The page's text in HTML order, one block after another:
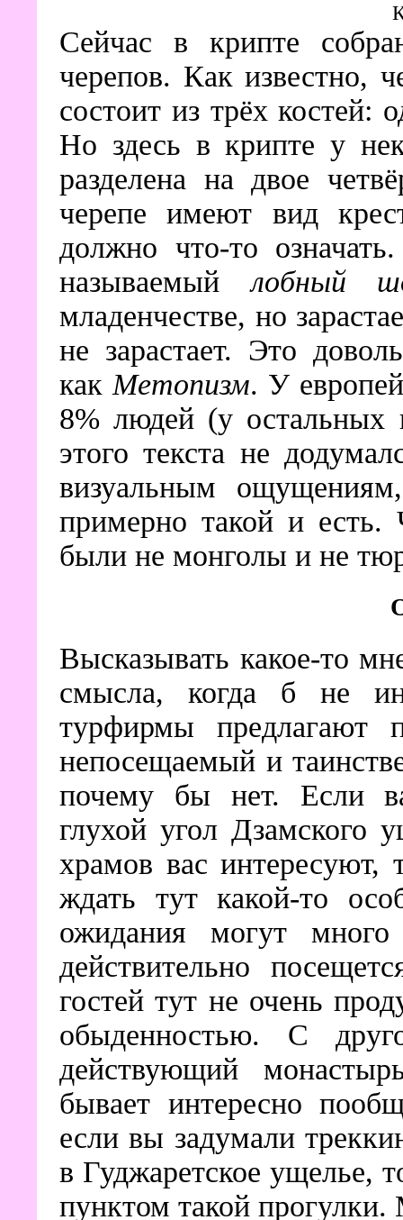
Сейчас в крипте
черепов. Как известно,
состоит из трёх костей:
Но здесь в крипте у
разделена на двое
черепе имеют вид
должно что-то
называемыйлобный
младенчестве, но
не зарастает. Это
как Метопизм. У
8% людей (у остальных
этого текста не
визуальным
примерно такой и есть.
были не монголы и не
Высказывать какое-то
смысла, когда б не
турфирмы предлагают
непосещаемый и
почему бы нет. Если
глухой угол Дзамского
храмов вас
ждать тут какой-то
ожидания могут
действительно
гостей тут не очень
обыденностью. С
действующий
бывает интересно
если вы задумали
в Гуджаретское ущелье,
пунктом такой